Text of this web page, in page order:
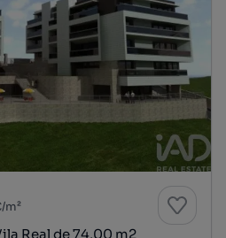
m²
Real de 74,00 m2